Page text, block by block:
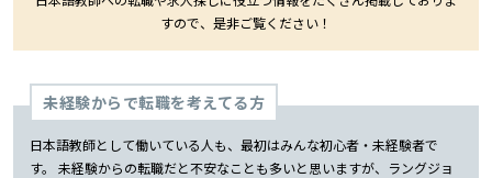
すので、是非ご覧ください！
未経験からで転職を考えてる方
日本語教師として働いている人も、最初はみんな初心者・未経験者で
す。 未経験からの転職だと不安なことも多いと思いますが、ラングジョ